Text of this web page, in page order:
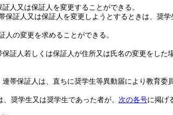
人又は保証人を変更することができる。
保証人又は保証人を変更しようとするときは、奨
の変更を求めることができる。
証人若しくは保証人が住所又は氏名の変更をした
帯保証人は、直ちに奨学生等異動届により教育委
奨学生又は奨学生であった者が、 次の各号に掲げ